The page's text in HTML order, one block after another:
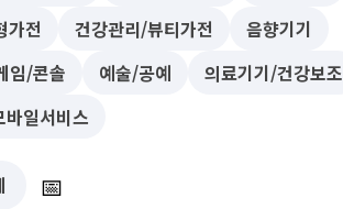
가전 건강관리/뷰티가전
음향기기
임/콘솔 예술/공예
의료기기/건강보조
일서비스
📅